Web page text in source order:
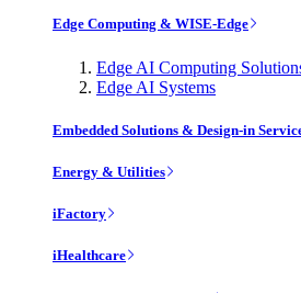
Edge Computing & WISE-Edge
Edge AI Computing
Edge AI Systems
Embedded Solutions & Design-in
Energy & Utilities
iFactory
iHealthcare